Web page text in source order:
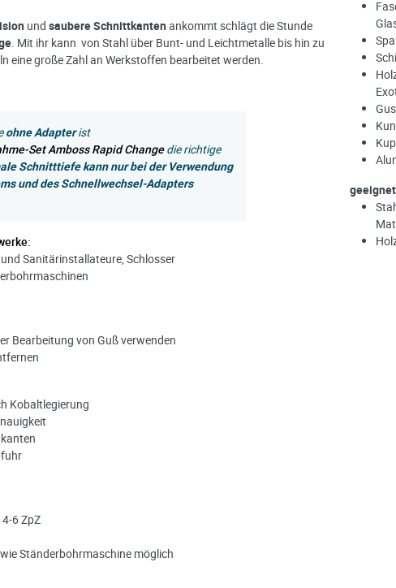
und saubere Schnittkanten ankommt schlägt die Stunde
. Mit ihr kann von Stahl über Bunt- und Leichtmetalle bis hin zu
eine große Zahl an Werkstoffen bearbeitet werden.
ohne Adapterist
Set Amboss Rapid Changedie richtige
Schnitttiefe kann nur bei der Verwendung
und des Schnellwechsel-Adapters
Sanitärinstallateure, Schlosser
Bearbeitung von Guß verwenden
Kobaltlegierung
6 ZpZ
Ständerbohrmaschine möglich